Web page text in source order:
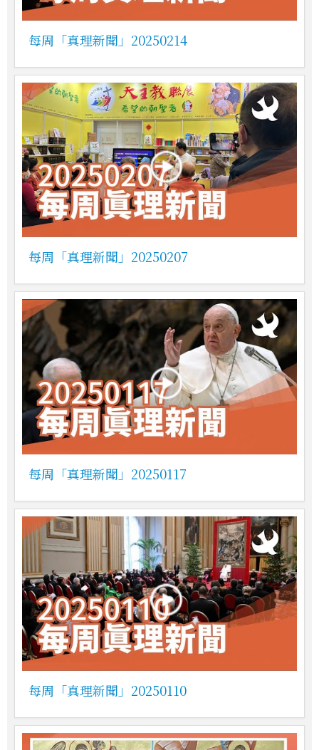
每周「真理新聞」20250214
每周「真理新聞」20250207
每周「真理新聞」20250117
每周「真理新聞」20250110